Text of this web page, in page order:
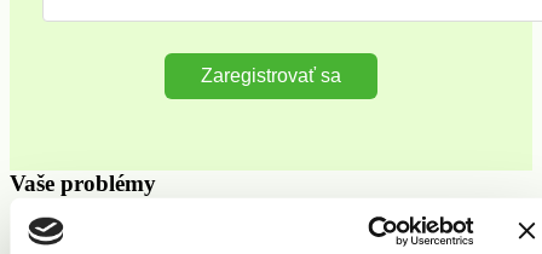
Zaregistrovať sa
Vaše problémy
Akné